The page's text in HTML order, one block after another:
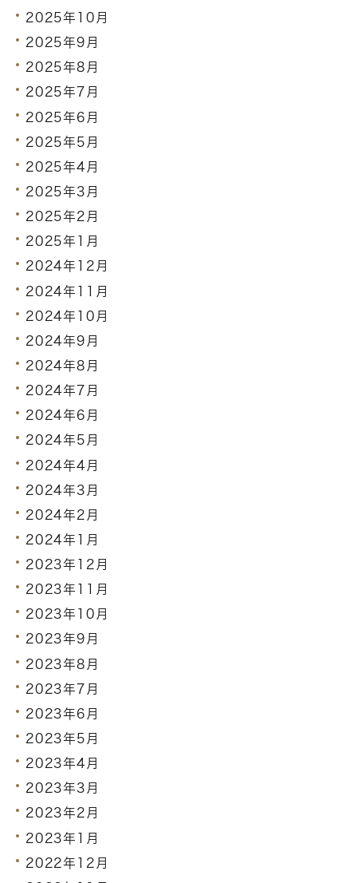
2025年10月
2025年9月
2025年8月
2025年7月
2025年6月
2025年5月
2025年4月
2025年3月
2025年2月
2025年1月
2024年12月
2024年11月
2024年10月
2024年9月
2024年8月
2024年7月
2024年6月
2024年5月
2024年4月
2024年3月
2024年2月
2024年1月
2023年12月
2023年11月
2023年10月
2023年9月
2023年8月
2023年7月
2023年6月
2023年5月
2023年4月
2023年3月
2023年2月
2023年1月
2022年12月